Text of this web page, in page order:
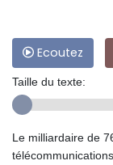
Ecoutez
Taille du texte:
Le milliardaire de